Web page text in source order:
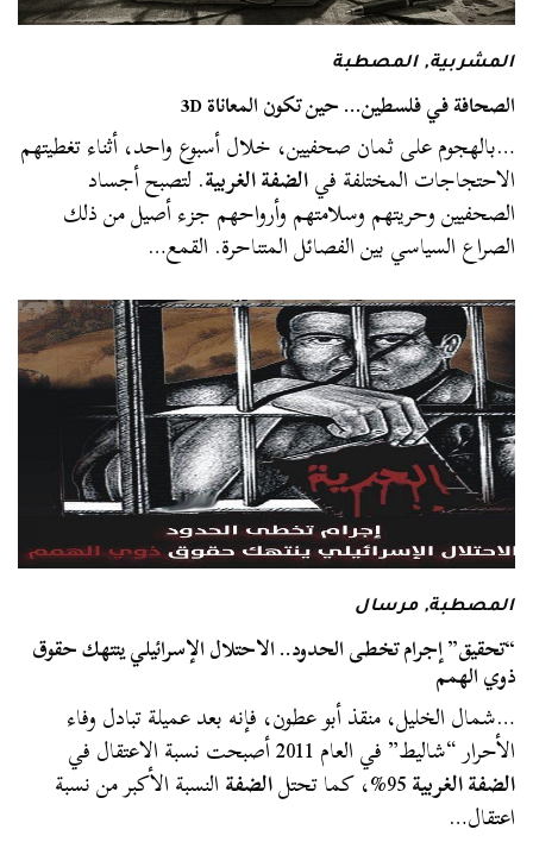
المشربية,المصطبة
الصحافة في فلسطين… حين تكون المعاناة 3D
…بالهجوم على ثمان صحفيين، خلال أسبوع واحد، أثناء تغطيتهم
الاحتجاجات المختلفة فيالضفة الغربية. لتصبح أجساد
الصحفيين وحريتهم وسلامتهم وأرواحهم جزء أصيل من ذلك
الصراع السياسي بين الفصائل المتناحرة. القمع…
المصطبة,مرسال
“تحقيق” إجرام تخطى الحدود.. الاحتلال الإسرائيلي ينتهك حقوق
ذوي الهمم
…شمال الخليل، منقذ أبو عطون، فإنه بعد عميلة تبادل وفاء
الأحرار “شاليط” في العام 2011 أصبحت نسبة الاعتقال في
الضفة الغربية95%، كما تحتل الضفةالنسبة الأكبر من نسبة
اعتقال…